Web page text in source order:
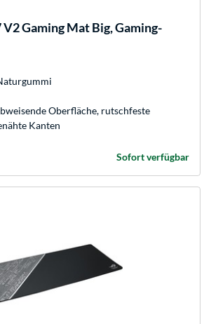
V2 Gaming Mat Big, Gaming-
Oberfläche, rutschfeste
Kanten
Sofort verfügbar